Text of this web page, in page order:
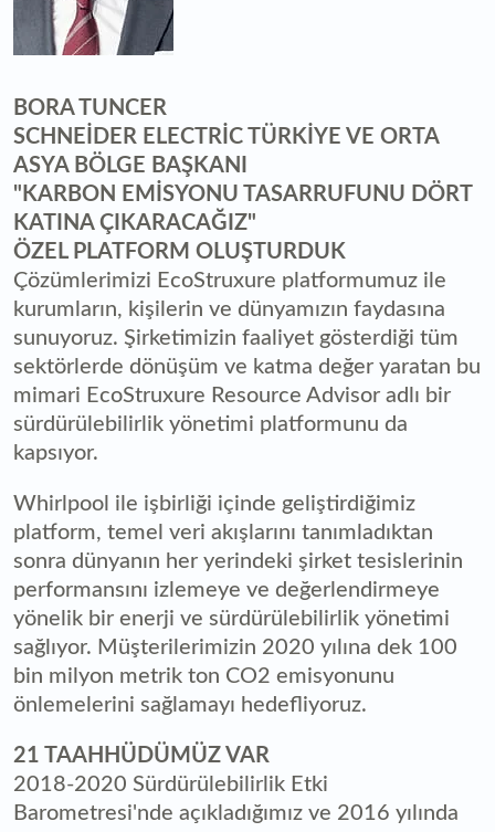
BORA TUNCER
SCHNEİDER ELECTRİC TÜRKİYE VE ORTA
ASYA BÖLGE BAŞKANI
"KARBON EMİSYONU TASARRUFUNU DÖRT
KATINA ÇIKARACAĞIZ"
ÖZEL PLATFORM OLUŞTURDUK
Çözümlerimizi EcoStruxure platformumuz ile
kurumların, kişilerin ve dünyamızın faydasına
sunuyoruz. Şirketimizin faaliyet gösterdiği tüm
sektörlerde dönüşüm ve katma değer yaratan bu
mimari EcoStruxure Resource Advisor adlı bir
sürdürülebilirlik yönetimi platformunu da
kapsıyor.
Whirlpool ile işbirliği içinde geliştirdiğimiz
platform, temel veri akışlarını tanımladıktan
sonra dünyanın her yerindeki şirket tesislerinin
performansını izlemeye ve değerlendirmeye
yönelik bir enerji ve sürdürülebilirlik yönetimi
sağlıyor. Müşterilerimizin 2020 yılına dek 100
bin milyon metrik ton CO2 emisyonunu
önlemelerini sağlamayı hedefliyoruz.
21 TAAHHÜDÜMÜZ VAR
2018-2020 Sürdürülebilirlik Etki
Barometresi'nde açıkladığımız ve 2016 yılında